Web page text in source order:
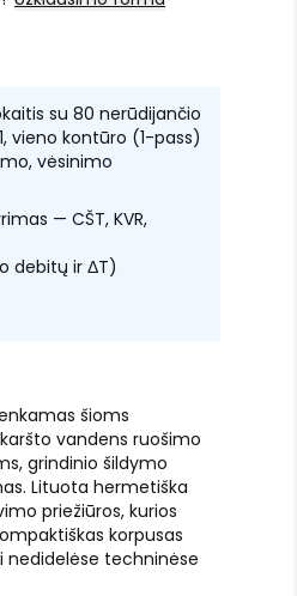
su 80 nerūdijančio
vieno kontūro (1-pass)
vėsinimo
— CŠT, KVR,
debitų ir ΔT)
šioms
vandens ruošimo
grindinio šildymo
Lituota hermetiška
priežiūros, kurios
korpusas
nedidelėse techninėse